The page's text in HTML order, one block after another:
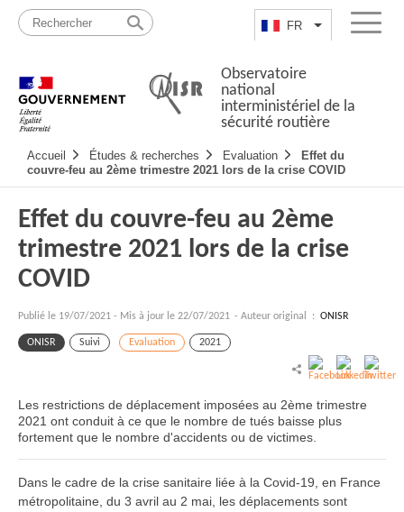
Passer
contenu
FR Lister lesMenu
Observatoire
national
interministériel de la
sécurité routière
principale
Accueil Études & recherches Evaluation
Effet du
couvre-feu au 2ème trimestre 2021 lors de la crise COVID
Effet du couvre-feu au 2ème
trimestre 2021 lors de la crise
COVID
Publié le 19/07/2021 - Mis à jour le 22/07/2021 - Auteur original : ONISR
ONISR Suivi Evaluation 2021
Les restrictions de déplacement imposées au 2ème trimestre
2021 ont conduit à ce que le nombre de tués baisse plus
fortement que le nombre d'accidents ou de victimes
Dans le cadre de la crise sanitaire liée à la Covid-19, en France
métropolitaine, du 3 avril au 2 mai, les déplacements sont